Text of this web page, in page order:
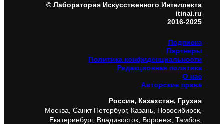
© Лаборатория Искусственного Интеллекта
itinai.ru
2016-2025
Подписка
Партнеры
Политика конфиденциальности
Редакционная политика
О нас
Авторские права
Россия, Казахстан, Грузия
Москва, Санкт Петербург, Казань, Новосибирск,
Екатеринбург, Владивосток, Воронеж, Тамбов,